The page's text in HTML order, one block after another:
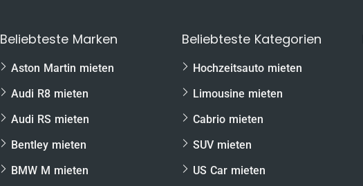
Beliebteste Marken
Aston Martin mieten
Audi R8 mieten
Audi RS mieten
Bentley mieten
BMW M mieten
Beliebteste Kategorien
Hochzeitsauto mieten
Limousine mieten
Cabrio mieten
SUV mieten
US Car mieten